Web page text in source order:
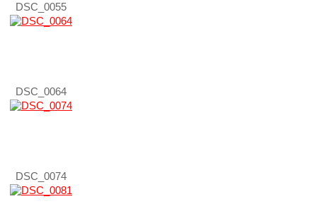
DSC_0055
DSC_0064
DSC_0074